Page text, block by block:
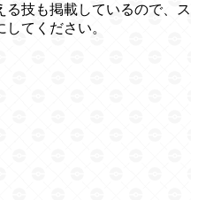
技も掲載しているので、ス
てください。